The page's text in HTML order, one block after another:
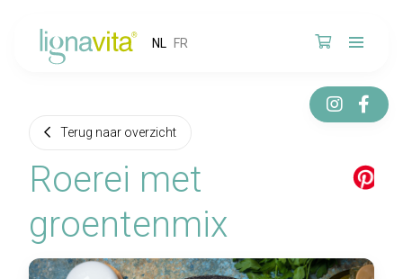
NL FR
Terug naar overzicht
Roerei met
groentenmix